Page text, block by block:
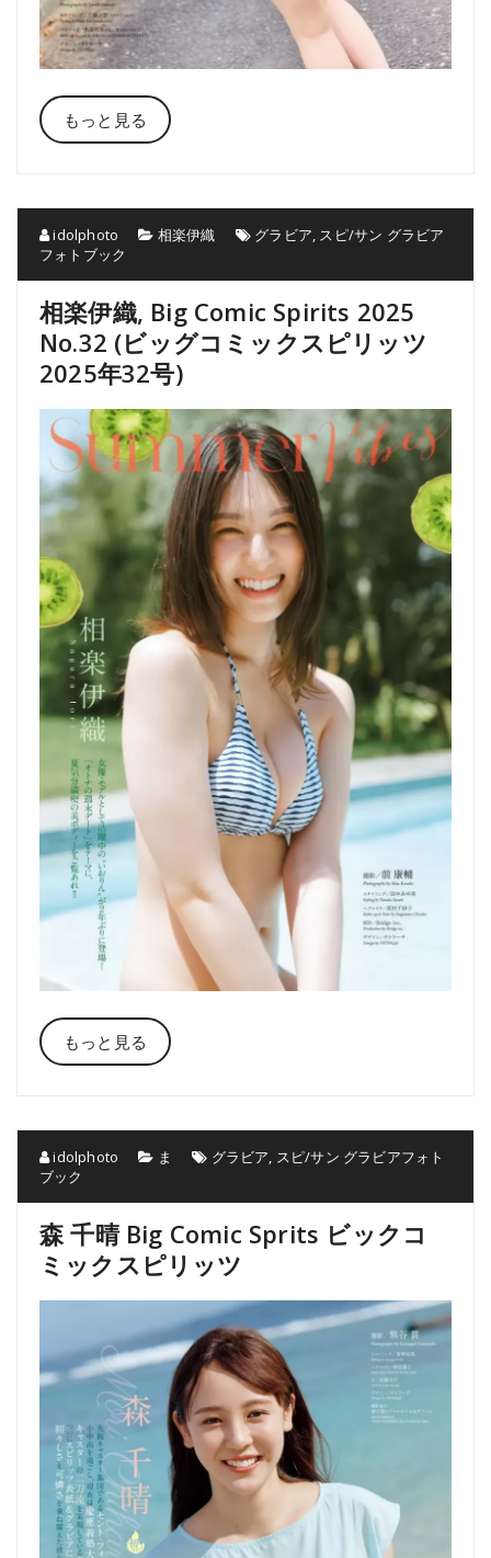
もっと見る
idolphoto 相楽伊織 グラビア, スピ/サン グラビア
フォトブック
相楽伊織, Big Comic Spirits 2025
No.32 (ビッグコミックスピリッツ
2025年32号)
もっと見る
idolphoto ま グラビア, スピ/サン グラビアフォト
ブック
森 千晴 Big Comic Sprits ビックコ
ミックスピリッツ